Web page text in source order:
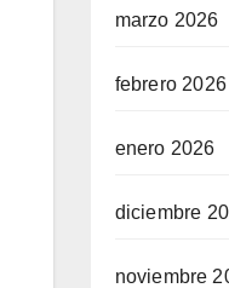
marzo 2026
febrero 2026
enero 2026
diciembre
noviembre